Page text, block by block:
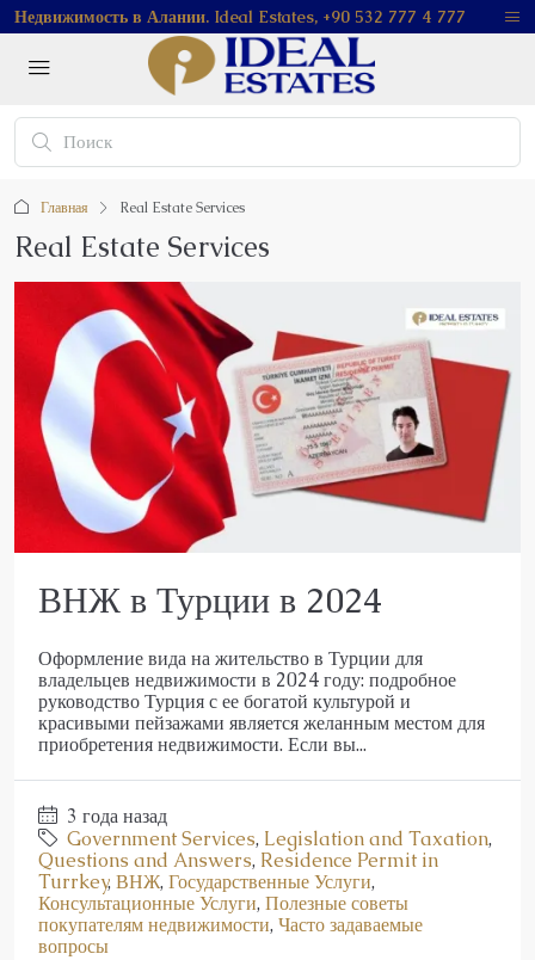
Недвижимость в Алании. Ideal Estates, +90 532 777 4 777
Главная Real Estate Services
Real Estate Services
ВНЖ в Турции в 2024
Оформление вида на жительство в Турции для
владельцев недвижимости в 2024 году: подробное
руководство Турция с ее богатой культурой и
красивыми пейзажами является желанным местом для
приобретения недвижимости. Если вы...
3 года назад
Government Services, Legislation and Taxation,
Questions and Answers, Residence Permit in
Turrkey, ВНЖ, Государственные Услуги,
Консультационные Услуги, Полезные советы
покупателям недвижимости, Часто задаваемые
вопросы